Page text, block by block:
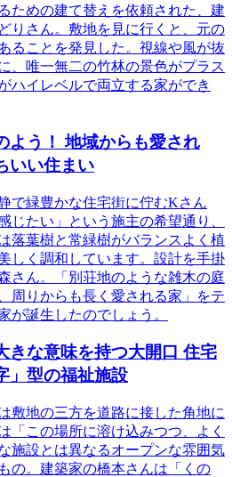
ための建て替えを依頼された、建
りさん。敷地を見に行くと、元の
ることを発見した。視線や風が抜
、唯一無二の竹林の景色がプラス
ハイレベルで両立する家ができ
よう！ 地域からも愛され
いい住まい
で緑豊かな住宅街に佇むKさん
じたい」という施主の希望通り、
落葉樹と常緑樹がバランスよく植
しく調和しています。設計を手掛
さん。「別荘地のような雑木の庭
周りからも長く愛される家」をテ
が誕生したのでしょう。
きな意味を持つ大開口 住宅
」型の福祉施設
敷地の三方を道路に接した角地に
「この場所に溶け込みつつ、よく
施設とは異なるオープンな雰囲気
の。建築家の橋本さんは「くの